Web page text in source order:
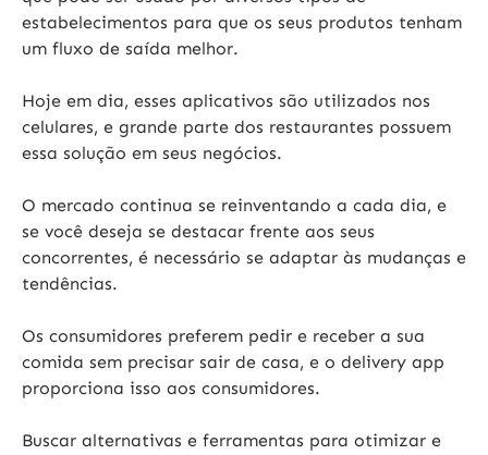
estabelecimentos para que os seus produtos tenham
um fluxo de saída melhor.
Hoje em dia, esses aplicativos são utilizados nos
celulares, e grande parte dos restaurantes possuem
essa solução em seus negócios.
O mercado continua se reinventando a cada dia, e
se você deseja se destacar frente aos seus
concorrentes, é necessário se adaptar às mudanças e
tendências.
Os consumidores preferem pedir e receber a sua
comida sem precisar sair de casa, e o delivery app
proporciona isso aos consumidores.
Buscar alternativas e ferramentas para otimizar e